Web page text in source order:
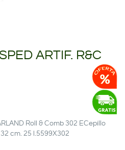
ARTIF. R&C
Roll & Comb 302 ECepillo
cm. 25 l.5599X302